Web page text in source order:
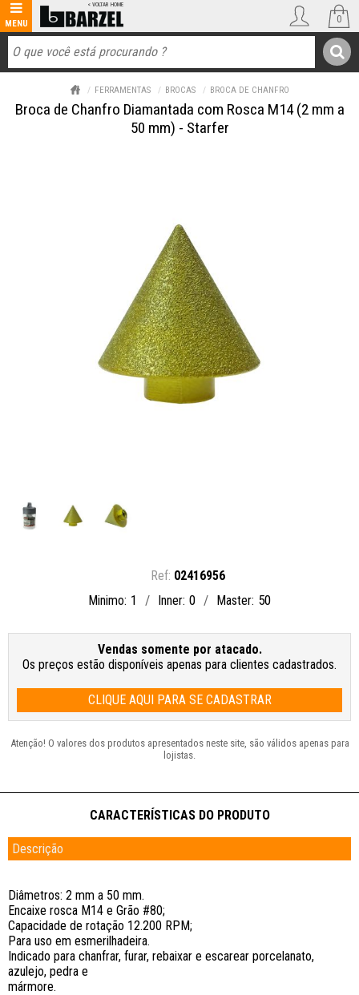
0
FERRAMENTAS BROCAS BROCA DE CHANFRO
Broca de Chanfro Diamantada com Rosca M14 (2 mm a
50 mm) - Starfer
Minimo 1 Inner 0 Master 50
Vendas somente por atacado.
Os preços estão disponíveis apenas para clientes cadastrados.
CLIQUE AQUI PARA SE CADASTRAR
02416956
Descrição
Diâmetros: 2 mm a 50 mm.
Encaixe rosca M14 e Grão #80;
Capacidade de rotação 12.200 RPM;
Para uso em esmerilhadeira.
Indicado para chanfrar, furar, rebaixar e escarear porcelanato,
azulejo, pedra e
mármore.